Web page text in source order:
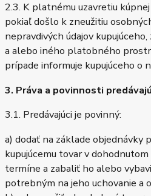
2.3. K platnému uzavretiu
pokiaľ došlo k zneužitiu
nepravdivých údajov
a alebo iného platobného
prípade informuje kupujúceho o
3. Práva a povinnosti
3.1. Predávajúci je povinný:
a) dodať na základe objednávky
kupujúcemu tovar v
termíne a zabaliť ho alebo
potrebným na jeho uchovanie a